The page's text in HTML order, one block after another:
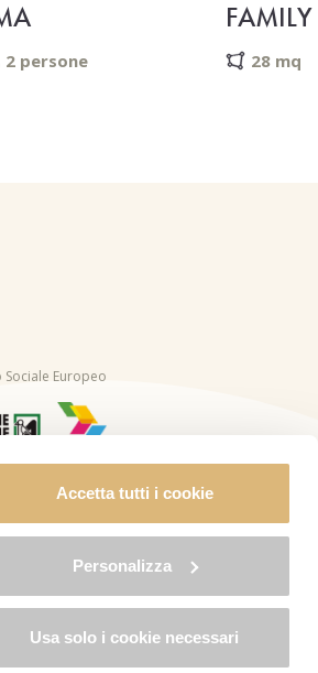
Accetta tutti i cookie
Personalizza
Usa solo i cookie necessari
2 persone
FAMILY
28 mq
Europeo